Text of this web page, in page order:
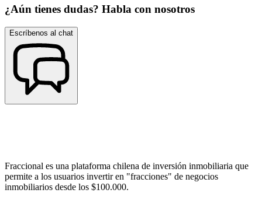
¿Aún tienes dudas? Habla con nosotros
Escríbenos al chat
Fraccional es una plataforma chilena de inversión inmobiliaria que
permite a los usuarios invertir en "fracciones" de negocios
inmobiliarios desde los $100.000.